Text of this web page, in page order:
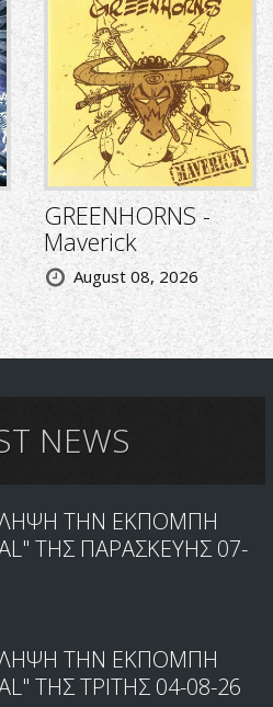
GREENHORNS -
Maverick
August 08, 2026
NEWS
ΤΗΝ ΕΚΠΟΜΠΗ
ΤΗΣ ΠΑΡΑΣΚΕΥΗΣ 07-
ΤΗΝ ΕΚΠΟΜΠΗ
ΤΗΣ ΤΡΙΤΗΣ 04-08-26